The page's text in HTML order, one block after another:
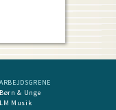
ARBEJDSGRENE
Børn & Unge
LM Musik